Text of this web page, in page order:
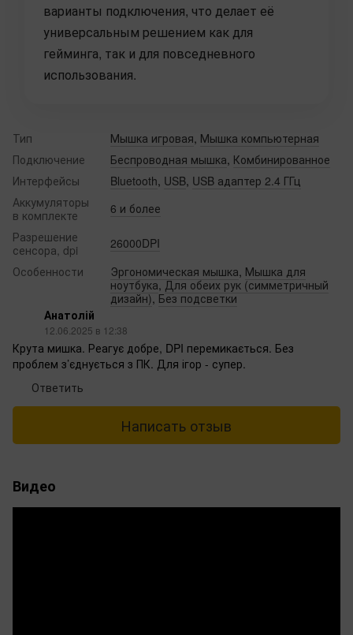
варианты подключения, что делает её
универсальным решением как для
гейминга, так и для повседневного
использования.
Тип Мышка игровая, Мышка компьютерная
Подключение
Беспроводная мышка, Комбинированное
Интерфейсы
Bluetooth, USB, USB адаптер 2.4 ГГц
Аккумуляторы
в комплекте
6 и более
Разрешение
сенсора, dpi
26000DPI
Особенности
Эргономическая мышка, Мышка для
ноутбука, Для обеих рук (симметричный
дизайн), Без подсветки
Анатолій
12.06.2025 в 12:38
Крута мишка. Реагує добре, DPI перемикається. Без
проблем з’єднується з ПК. Для ігор - супер.
Ответить
Написать отзыв
Видео